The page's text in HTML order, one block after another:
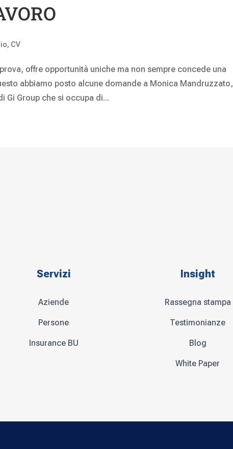
, CV
offre opportunità uniche ma non sempre concede una
abbiamo posto alcune domande a Monica Mandruzzato,
Gi Group che si occupa di...
Servizi
Aziende
Persone
Insurance BU
Insight
Rassegna stampa
Testimonianze
Blog
White Paper